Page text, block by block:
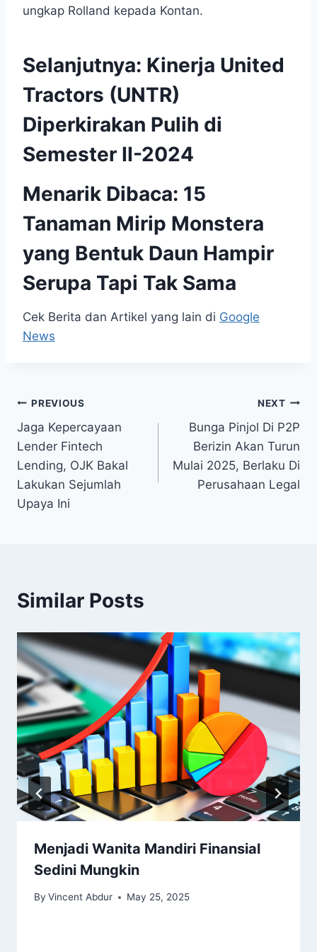
ungkap Rolland kepada Kontan.
Selanjutnya: Kinerja United
Tractors (UNTR)
Diperkirakan Pulih di
Semester II-2024
Menarik Dibaca: 15
Tanaman Mirip Monstera
yang Bentuk Daun Hampir
Serupa Tapi Tak Sama
Cek Berita dan Artikel yang lain di Google
News
Post
navigation
PREVIOUS
Jaga Kepercayaan
Lender Fintech
Lending, OJK Bakal
Lakukan Sejumlah
Upaya Ini
NEXT
Bunga Pinjol Di P2P
Berizin Akan Turun
Mulai 2025, Berlaku Di
Perusahaan Legal
Similar Posts
Menjadi Wanita Mandiri Finansial
Sedini Mungkin
By Vincent Abdur May 25, 2025